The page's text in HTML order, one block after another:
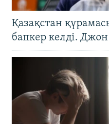
Қазақстан
бапкер келді. Джон